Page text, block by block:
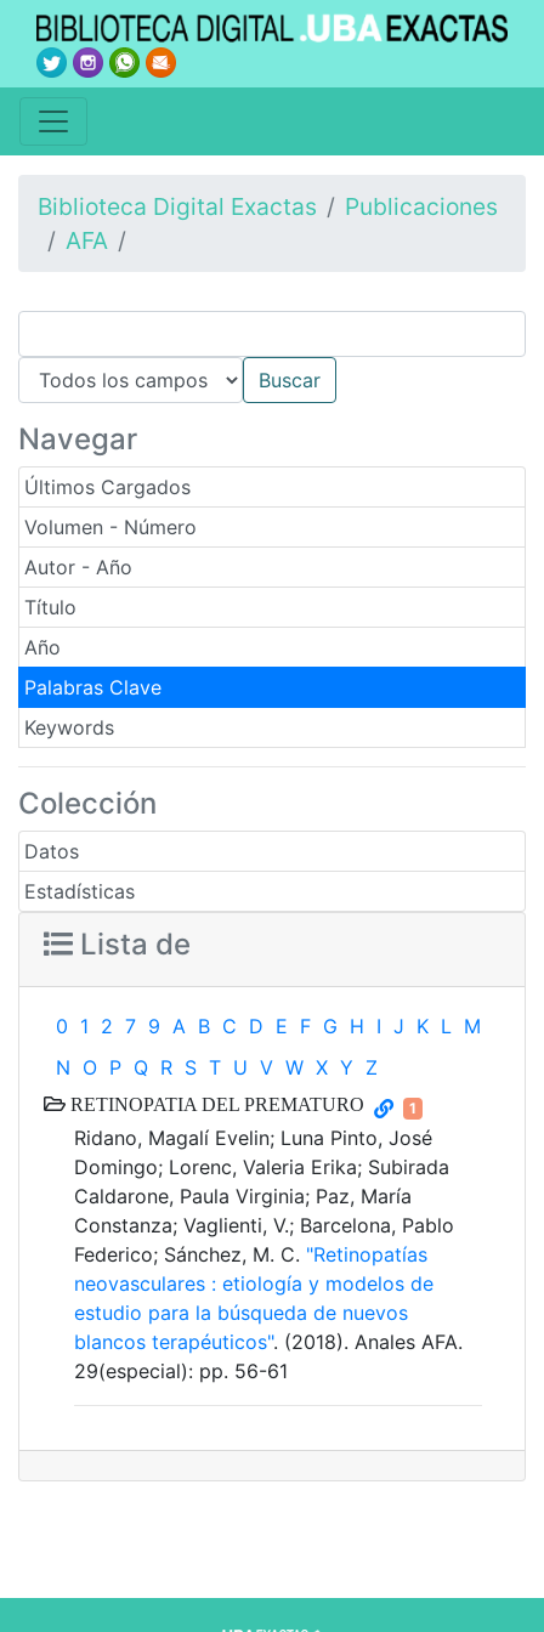
Biblioteca Digital Exactas
Publicaciones
AFA
Navegar
Últimos Cargados
Volumen - Número
Autor - Año
Título
Año
Palabras Clave
Keywords
Colección
Datos
Estadísticas
Lista de
0 1 2 7 9 A B C D E F G H I J K L M
N O P Q R S T U V W X Y Z
RETINOPATIA DEL PREMATURO 1
Ridano, Magalí Evelin; Luna Pinto, José
Domingo; Lorenc, Valeria Erika; Subirada
Caldarone, Paula Virginia; Paz, María
Constanza; Vaglienti, V.; Barcelona, Pablo
Federico; Sánchez, M. C. "Retinopatías
neovasculares : etiología y modelos de
estudio para la búsqueda de nuevos
blancos terapéuticos". (2018). Anales AFA.
29(especial): pp. 56-61